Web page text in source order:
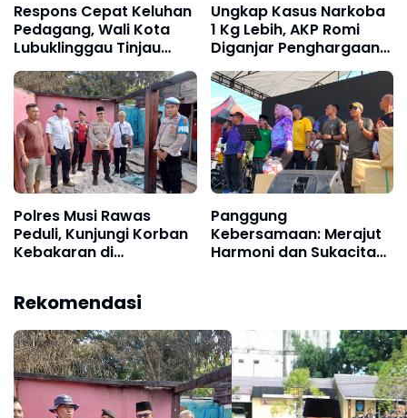
Respons Cepat Keluhan
Pedagang, Wali Kota
Lubuklinggau Tinjau
Pasar Bukit Sulap,
Ungkap Kasus Narkoba
1 Kg Lebih, AKP Romi
Diganjar Penghargaan
Dari Pemkot Lubuk
Linggau dan Kapolres
Polres Musi Rawas
Peduli, Kunjungi Korban
Kebakaran di
Panggung
Kebersamaan: Merajut
Harmoni dan Sukacita
Rekomendasi